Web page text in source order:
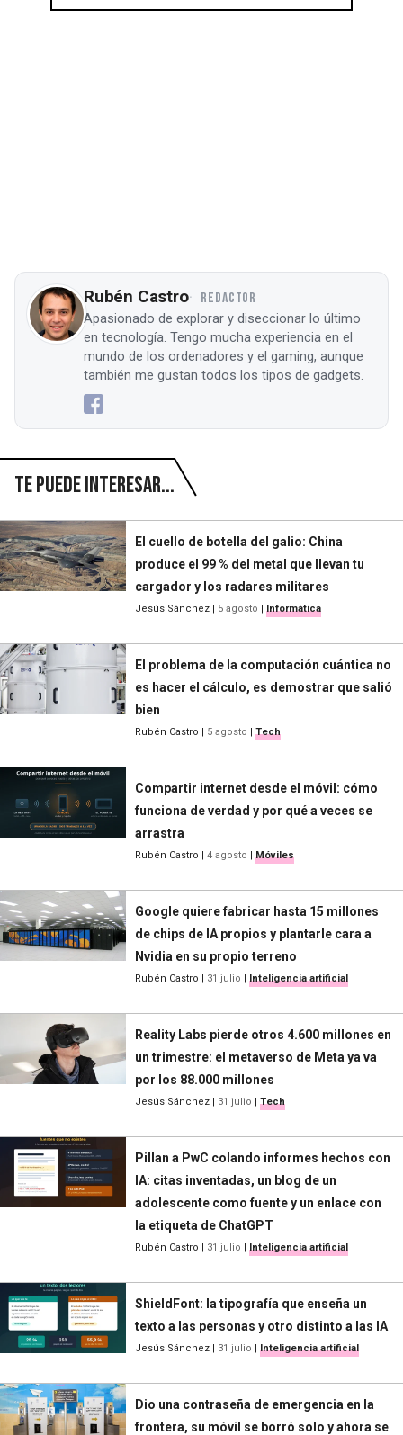
Rubén Castro REDACTOR
Apasionado de explorar y diseccionar lo último
en tecnología. Tengo mucha experiencia en el
mundo de los ordenadores y el gaming, aunque
también me gustan todos los tipos de gadgets.
Te puede interesar...
El cuello de botella del galio: China
produce el 99 % del metal que llevan tu
cargador y los radares militares
Jesús Sánchez | 5 agosto | Informática
El problema de la computación cuántica no
es hacer el cálculo, es demostrar que salió
bien
Rubén Castro | 5 agosto | Tech
Compartir internet desde el móvil: cómo
funciona de verdad y por qué a veces se
arrastra
Rubén Castro | 4 agosto | Móviles
Google quiere fabricar hasta 15 millones
de chips de IA propios y plantarle cara a
Nvidia en su propio terreno
Rubén Castro | 31 julio | Inteligencia artificial
Reality Labs pierde otros 4.600 millones en
un trimestre: el metaverso de Meta ya va
por los 88.000 millones
Jesús Sánchez | 31 julio | Tech
Pillan a PwC colando informes hechos con
IA: citas inventadas, un blog de un
adolescente como fuente y un enlace con
la etiqueta de ChatGPT
Rubén Castro | 31 julio | Inteligencia artificial
ShieldFont: la tipografía que enseña un
texto a las personas y otro distinto a las IA
Jesús Sánchez | 31 julio | Inteligencia artificial
Dio una contraseña de emergencia en la
frontera, su móvil se borró solo y ahora se